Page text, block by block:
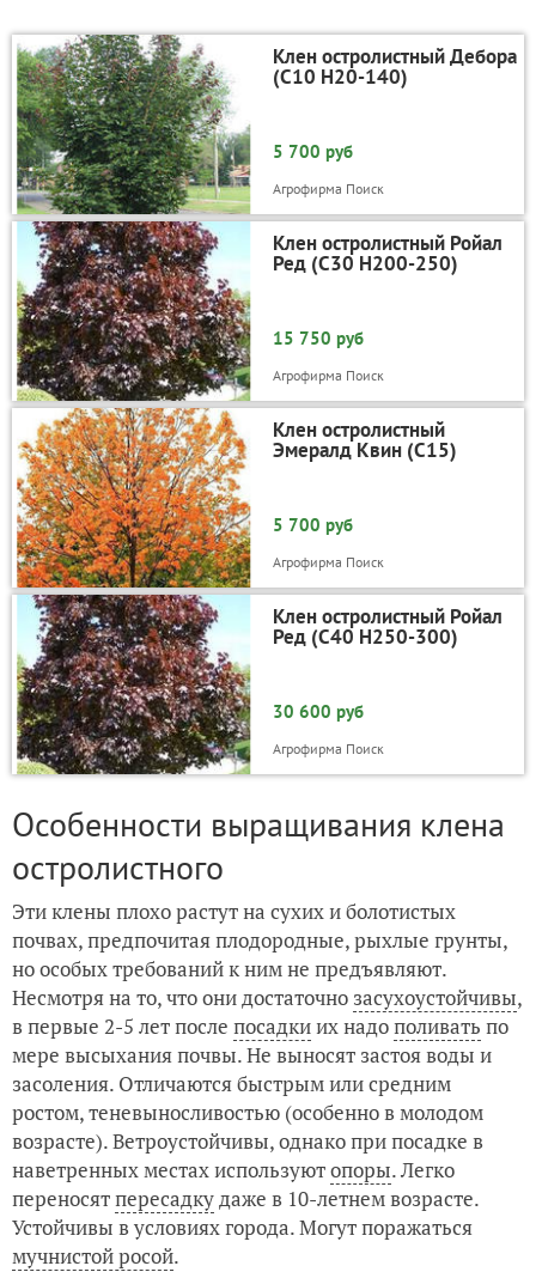
Клен остролистный Дебора
(С10 Н20-140)
5 700 руб
Агрофирма Поиск
Клен остролистный Ройал
Ред (С30 Н200-250)
15 750 руб
Агрофирма Поиск
Клен остролистный
Эмералд Квин (С15)
5 700 руб
Агрофирма Поиск
Клен остролистный Ройал
Ред (С40 Н250-300)
30 600 руб
Агрофирма Поиск
Особенности выращивания клена
остролистного
Эти клены плохо растут на сухих и болотистых
почвах, предпочитая плодородные, рыхлые грунты,
но особых требований к ним не предъявляют.
Несмотря на то, что они достаточно засухоустойчивы,
в первые 2-5 лет после посадкиих надополивать по
мере высыхания почвы. Не выносят застоя воды и
засоления. Отличаются быстрым или средним
ростом, теневыносливостью (особенно в молодом
возрасте). Ветроустойчивы, однако при посадке в
наветренных местах используютопоры. Легко
переносятпересадкудаже в 10-летнем возрасте.
Устойчивы в условиях города. Могут поражаться
мучнистой росой.